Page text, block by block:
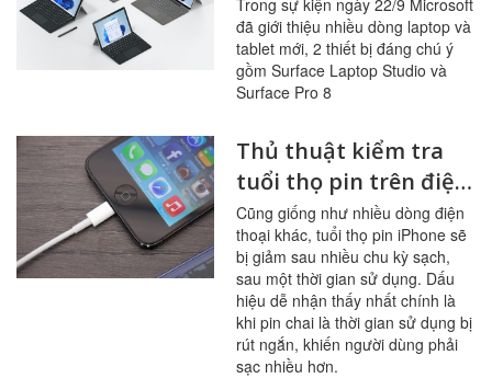
Surface Laptop
Studio và Surface Pro
8
Trong sự kiện ngày 22/9 Microsoft
đã giới thiệu nhiều dòng laptop và
tablet mới, 2 thiết bị đáng chú ý
gồm Surface Laptop Studio và
Surface Pro 8
Thủ thuật kiểm tra
tuổi thọ pin trên điện
thoại iPhone
Cũng giống như nhiều dòng điện
thoại khác, tuổi thọ pin iPhone sẽ
bị giảm sau nhiều chu kỳ sạch,
sau một thời gian sử dụng. Dấu
hiệu dễ nhận thấy nhất chính là
khi pin chai là thời gian sử dụng bị
rút ngắn, khiến người dùng phải
sạc nhiều hơn.